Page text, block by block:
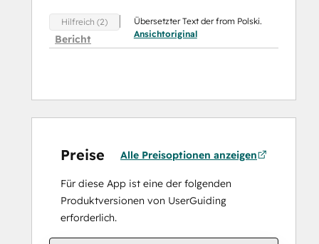
Hilfreich (2)
Bericht
Übersetzter Text der from Polski.
Ansichtoriginal
Preise Alle Preisoptionen anzeigen
Für diese App ist eine der folgenden
Produktversionen von UserGuiding
erforderlich.